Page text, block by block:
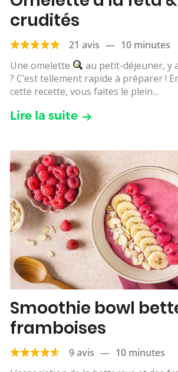
crudités
21 avis — 10 minutes
Une omelette
au petit-déjeuner, y
? C’est tellement rapide à préparer !
cette recette, vous faites le plein...
Lire la suite
Smoothie bowl
framboises
9 avis — 10 minutes